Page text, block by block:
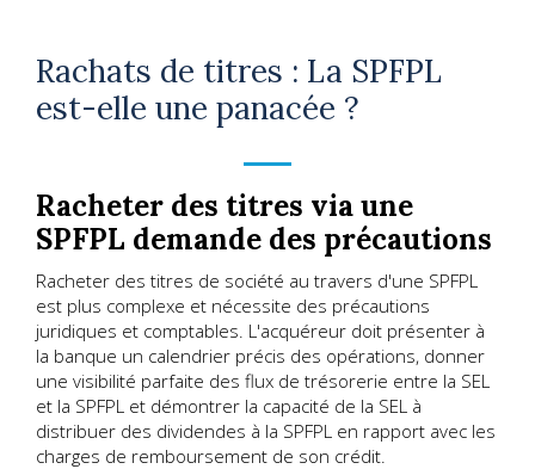
Rachats de titres : La SPFPL
est-elle une panacée ?
Racheter des titres via une
SPFPL demande des précautions
Racheter des titres de société au travers d'une SPFPL
est plus complexe et nécessite des précautions
juridiques et comptables. L'acquéreur doit présenter à
la banque un calendrier précis des opérations, donner
une visibilité parfaite des flux de trésorerie entre la SEL
et la SPFPL et démontrer la capacité de la SEL à
distribuer des dividendes à la SPFPL en rapport avec les
charges de remboursement de son crédit.